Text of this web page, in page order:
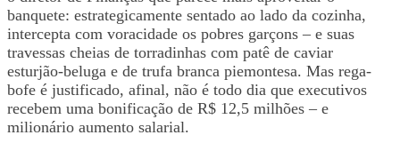
banquete: estrategicamente sentado ao lado da cozinha,
intercepta com voracidade os pobres garçons – e suas
travessas cheias de torradinhas com patê de caviar
esturjão-beluga e de trufa branca piemontesa. Mas rega-
bofe é justificado, afinal, não é todo dia que executivos
recebem uma bonificação de R$ 12,5 milhões – e
milionário aumento salarial.